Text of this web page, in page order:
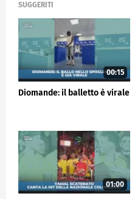
SUGGERITI
00:15
Diomande: il balletto è virale
01:00